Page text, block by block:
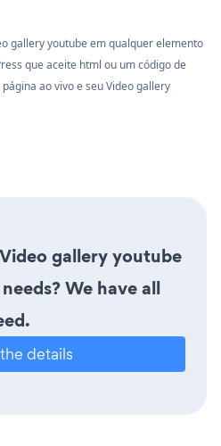
gallery youtube em qualquer elemento
que aceite html ou um código de
ao vivo e seu Video gallery
gallery youtube
We have all
details